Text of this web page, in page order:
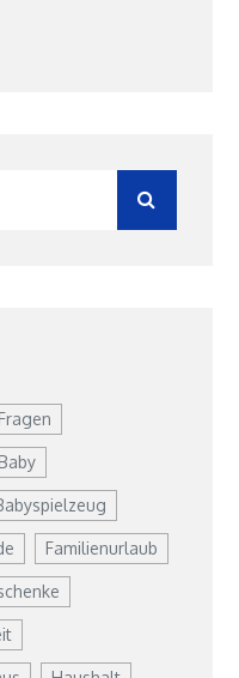
Familienurlaub